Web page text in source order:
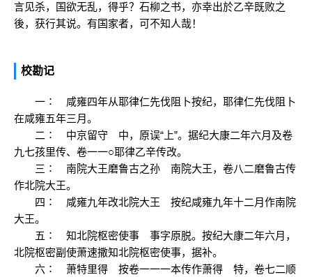
言见杀，国欲无乱，得乎？石柳之书，亦幸出於乙辛既败之
後，获行其说。有国家者，可不知人哉！
校勘记
一∶ 咸雍四年从耶律仁先伐阻卜按纪，耶律仁先伐阻卜
在咸雍五年三月。
二∶ 中京留守 中，原误“上”。据纪大康二年六月及卷
九七孩里传、卷一一○耶律乙辛传改。
三∶ 南院大王磨鲁古之孙 南院大王，卷八二磨鲁古传
作北院大王。
四∶ 咸雍九年改北院大王 按纪咸雍九年十二月作南院
大王。
五∶ 知北院枢密使事 事字原脱。按纪大康二年六月，
北院枢密副使萧速撒知北院枢密使事，据补。
六∶ 萧特里得 按卷一一一本传作萧得 特，卷七二顺